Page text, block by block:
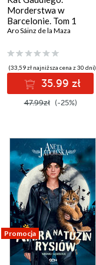
Morderstwa w
Barcelonie. Tom 1
Aro Sáinz de la Maza
(33,59 zł najniższa cena z 30 dni)
35.99 zł
47.99zł (-25%)
Promocja